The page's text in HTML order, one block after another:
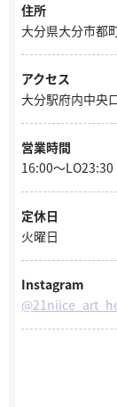
住所
大分県大分市都
アクセス
大分駅府内中央
営業時間
16:00～LO23:30
定休日
火曜日
Instagram